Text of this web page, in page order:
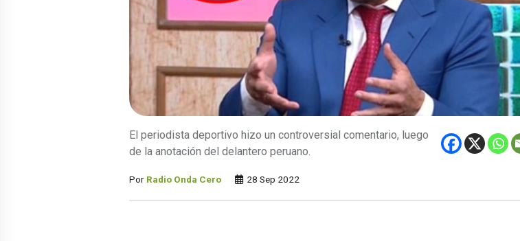
El periodista deportivo hizo un controversial comentario, luego
de la anotación del delantero peruano.
Por Radio Onda Cero 28 Sep 2022